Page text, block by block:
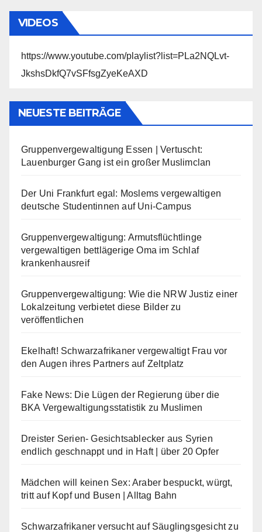
VIDEOS
https://www.youtube.com/playlist?list=PLa2NQLvt-
JkshsDkfQ7vSFfsgZyeKeAXD
NEUESTE BEITRÄGE
Gruppenvergewaltigung Essen | Vertuscht:
Lauenburger Gang ist ein großer Muslimclan
Der Uni Frankfurt egal: Moslems vergewaltigen
deutsche Studentinnen auf Uni-Campus
Gruppenvergewaltigung: Armutsflüchtlinge
vergewaltigen bettlägerige Oma im Schlaf
krankenhausreif
Gruppenvergewaltigung: Wie die NRW Justiz einer
Lokalzeitung verbietet diese Bilder zu
veröffentlichen
Ekelhaft! Schwarzafrikaner vergewaltigt Frau vor
den Augen ihres Partners auf Zeltplatz
Fake News: Die Lügen der Regierung über die
BKA Vergewaltigungsstatistik zu Muslimen
Dreister Serien- Gesichtsablecker aus Syrien
endlich geschnappt und in Haft | über 20 Opfer
Mädchen will keinen Sex: Araber bespuckt, würgt,
tritt auf Kopf und Busen | Alltag Bahn
Schwarzafrikaner versucht auf Säuglingsgesicht zu